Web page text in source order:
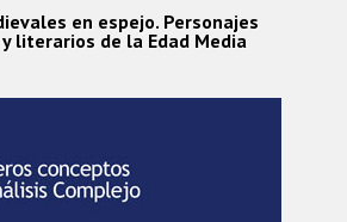
en espejo. Personajes
literarios de la Edad Media